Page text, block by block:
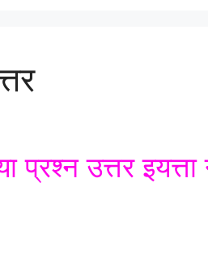
प्रश्न उत्तर इयत्ता